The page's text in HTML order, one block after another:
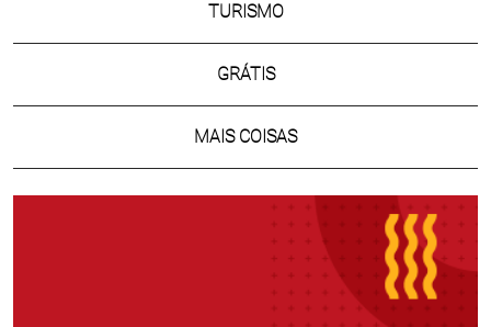
TURISMO
GRÁTIS
MAIS COISAS